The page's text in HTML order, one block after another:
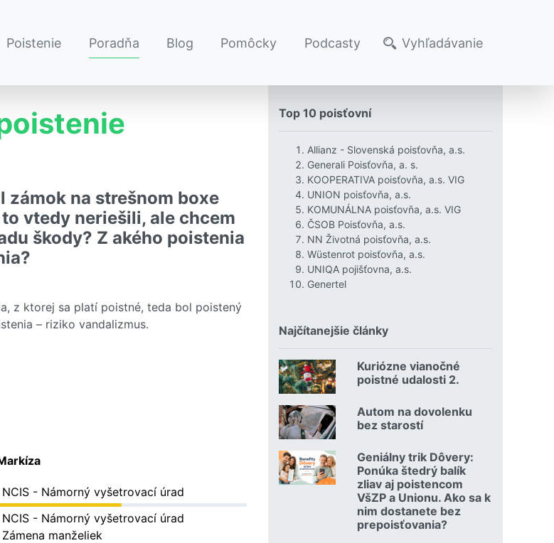
Poistenie Poradňa Blog Pomôcky Podcasty Vyhľadávanie
zámok na strešnom boxe
vtedy neriešili, ale chcem
škody? Z akého poistenia
z ktorej sa platí poistné, teda bol poistený
– riziko vandalizmus.
NCIS - Námorný vyšetrovací úrad
NCIS - Námorný vyšetrovací úrad
Zámena manželiek
Top 10 poisťovní
Allianz - Slovenská poisťovňa, a.s.
Generali Poisťovňa, a. s.
KOOPERATIVA poisťovňa, a.s. VIG
UNION poisťovňa, a.s.
KOMUNÁLNA poisťovňa, a.s. VIG
ČSOB Poisťovňa, a.s.
NN Životná poisťovňa, a.s.
Wüstenrot poisťovňa, a.s.
UNIQA pojišťovna, a.s.
Genertel
Najčítanejšie články
Kuriózne vianočné
poistné udalosti 2.
18.12.2024 | | redakcia
Autom na dovolenku
bez starostí
02.07.2026 |
Geniálny trik Dôvery:
Ponúka štedrý balík
zliav aj poistencom
VšZP a Unionu. Ako sa k
nim dostanete bez
prepoisťovania?
06.07.2026 | | redakcia